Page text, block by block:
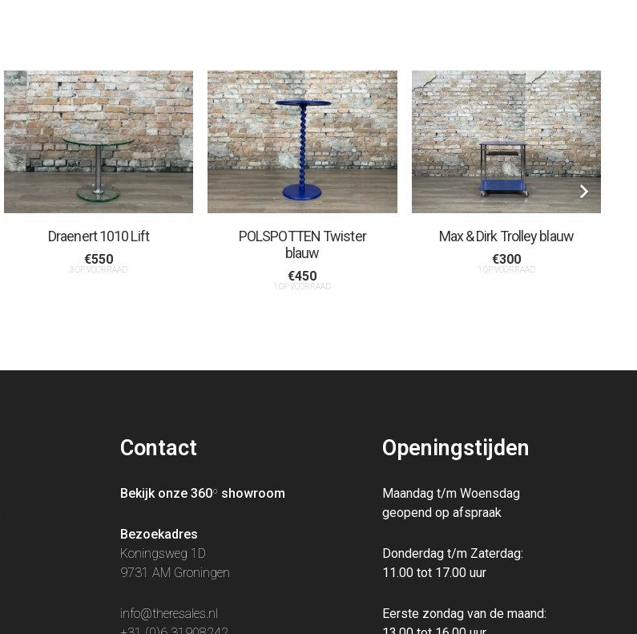
Draenert 1010 Lift
€550
3 OP VOORRAAD
POLSPOTTEN Twister
blauw
€450
1 OP VOORRAAD
Max & Dirk Trolley blauw
€300
1 OP VOORRAAD
Contact
Bekijk onze 360º showroom
Bezoekadres
Koningsweg 1D
9731 AM Groningen
info@theresales.nl
Openingstijden
Maandag t/m Woensdag
geopend op afspraak
Donderdag t/m Zaterdag:
11.00 tot 17.00 uur
Eerste zondag van de maand: